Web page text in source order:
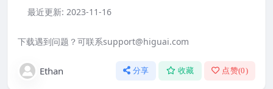
最近更新: 2023-11-16
下载遇到问题？可联系support@higuai.com
Ethan 分享 收藏 点赞(0)